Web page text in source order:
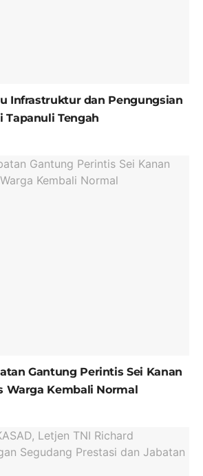
Infrastruktur dan Pengungsian
Tapanuli Tengah
Gantung Perintis Sei Kanan
Warga Kembali Normal